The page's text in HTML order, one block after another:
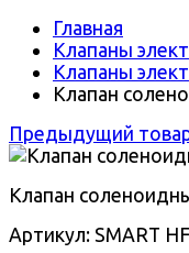
Главная
Клапаны
Клапаны
Клапан
Предыдущий
Клапан
Артикул: SMART